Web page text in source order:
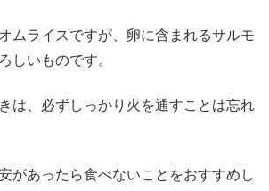
ムライスですが、卵に含まれるサルモ
しいものです。
は、必ずしっかり火を通すことは忘れ
があったら食べないことをおすすめし